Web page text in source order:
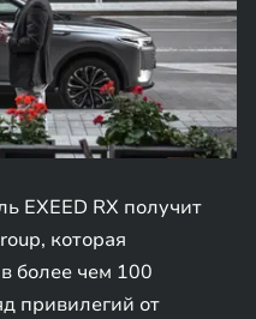
EXEED RX получит
которая
более чем 100
привилегий от